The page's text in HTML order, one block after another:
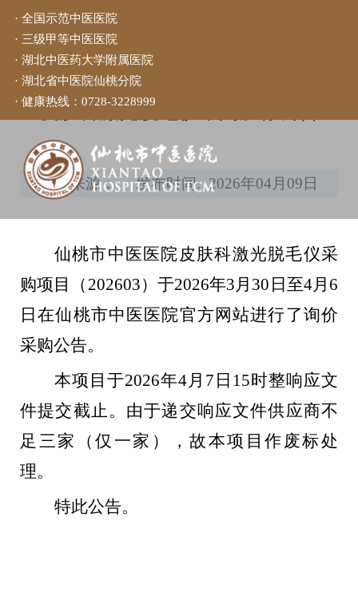
· 全国示范中医医院
· 三级甲等中医医院
· 湖北中医药大学附属医院
· 湖北省中医院仙桃分院
· 健康热线： 0728-3228999
当前位置： 首页>院务公开
皮肤科激光脱毛仪采购废标公告
发布来源：发布时间: 2026年04月09日
仙桃市中医医院皮肤科激光脱毛仪采
购项目（202603）于2026年3月30日至4月6
日在仙桃市中医医院官方网站进行了询价
采购公告。
本项目于2026年4月7日15时整响应文
件提交截止。由于递交响应文件供应商不
足三家（仅一家），故本项目作废标处
理。
特此公告。